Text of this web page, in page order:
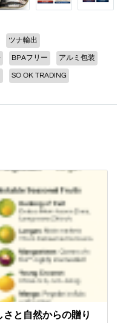
ツナ輸出
BPAフリー アルミ包装
SO OK TRADING
と自然からの贈り